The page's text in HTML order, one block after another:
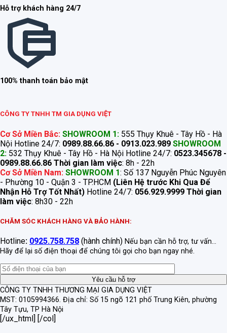
Hỗ trợ khách hàng 24/7
100% thanh toán bảo mật
CÔNG TY TNHH TM GIA DỤNG VIỆT
Cơ Sở Miền Bắc: SHOWROOM 1: 555 Thụy Khuê - Tây Hồ - Hà
Nội Hotline 24/7: 0989.88.66.86 - 0913.023.989 SHOWROOM
2: 532 Thụy Khuê - Tây Hồ - Hà Nội Hotline 24/7: 0523.345678 -
0989.88.66.86 Thời gian làm việc: 8h - 22h
Cơ Sở Miền Nam: SHOWROOM 1: Số 137 Nguyễn Phúc Nguyên
- Phường 10 - Quận 3 - TP.HCM (Liên Hệ trước Khi Qua Để
Nhận Hỗ Trợ Tốt Nhất) Hotline 24/7: 056.929.9999 Thời gian
làm việc: 8h30 - 22h
CHĂM SÓC KHÁCH HÀNG VÀ BẢO HÀNH:
Hotline: 0925.758.758 (hành chính) Nếu bạn cần hỗ trợ, tư vấn...
Hãy để lại số điện thoại để chúng tôi gọi cho bạn ngay nhé.
CÔNG TY TNHH THƯƠNG MẠI GIA DỤNG VIỆT
MST: 0105994366. Địa chỉ: Số 15 ngõ 121 phố Trung Kiên, phường
Tây Tựu, TP Hà Nội
[/ux_html] [/col]